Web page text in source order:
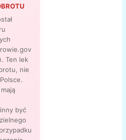
Ten lek
nie
być